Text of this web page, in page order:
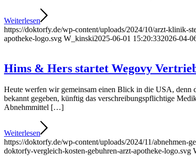
Weiterlesen
https://doktorfy.de/wp-content/uploads/2024/10/arzt-klinik-
apotheke-logo.svg W_kinski2025-06-01 15:20:332026-04-
Hims & Hers startet Wegovy
Heute werfen wir gemeinsam einen Blick in die USA, denn
bekannt gegeben, künftig das verschreibungspflichtige
Abnehmmittel […]
Weiterlesen
https://doktorfy.de/wp-content/uploads/2024/11/abnehmen-
doktorfy-vergleich-kosten-gebuhren-arzt-apotheke-logo.svg